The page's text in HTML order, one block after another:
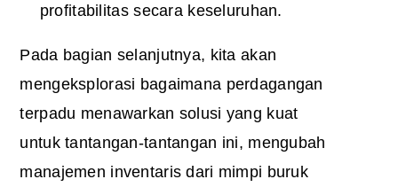
profitabilitas secara keseluruhan.
Pada bagian selanjutnya, kita akan
mengeksplorasi bagaimana perdagangan
terpadu menawarkan solusi yang kuat
untuk tantangan-tantangan ini, mengubah
manajemen inventaris dari mimpi buruk